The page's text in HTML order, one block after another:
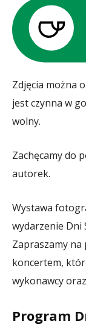
Zdjęcia można
jest czynna w
wolny.
Zachęcamy do
autorek.
Wystawa
wydarzenie Dni
Zapraszamy na
koncertem,
wykonawcy oraz
Program